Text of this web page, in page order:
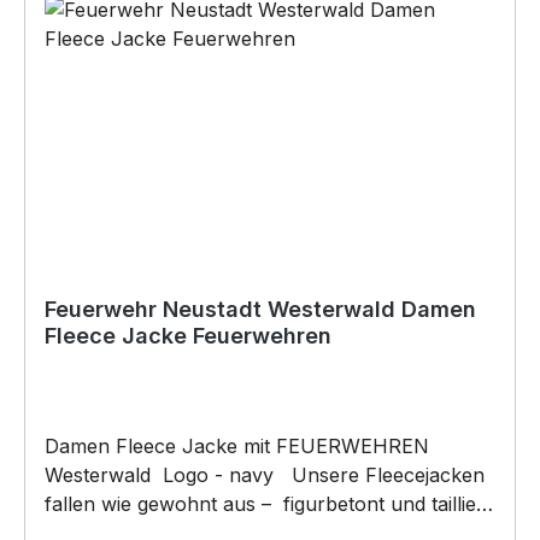
Feuerwehr Neustadt Westerwald Damen
Fleece Jacke Feuerwehren
Damen Fleece Jacke mit FEUERWEHREN
Westerwald Logo - navy Unsere Fleecejacken
fallen wie gewohnt aus – figurbetont und tailliert